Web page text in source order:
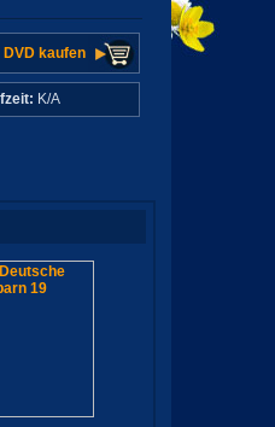
DVD kaufen
K/A